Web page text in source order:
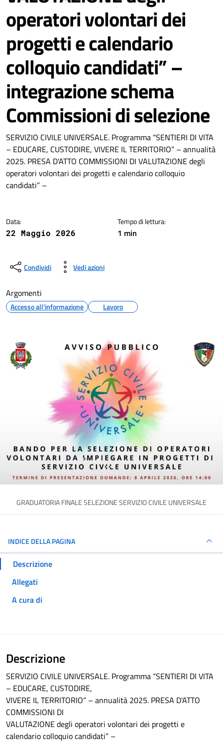
operatori volontari dei
progetti e calendario
colloquio candidati” –
integrazione schema
Commissioni di selezione
Dettagli della notizia
SERVIZIO CIVILE UNIVERSALE. Programma “SENTIERI DI VITA
– EDUCARE, CUSTODIRE, VIVERE IL TERRITORIO” – annualità
2025. PRESA D'ATTO COMMISSIONI DI VALUTAZIONE degli
operatori volontari dei progetti e calendario colloquio
candidati” –
Data:
22 Maggio 2026
Tempo di lettura:
1 min
Condividi Vedi azioni
Argomenti
Accesso all'informazione Lavoro
GRADUATORIA FINALE SELEZIONE SERVIZIO CIVILE UNIVERSALE
INDICE DELLA PAGINA
Descrizione
Allegati
A cura di
Descrizione
SERVIZIO CIVILE UNIVERSALE. Programma “SENTIERI DI VITA
– EDUCARE, CUSTODIRE,
VIVERE IL TERRITORIO” – annualità 2025. PRESA D'ATTO
COMMISSIONI DI
VALUTAZIONE degli operatori volontari dei progetti e
calendario colloquio candidati” –